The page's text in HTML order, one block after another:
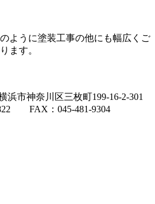
ように塗装工事の他にも幅広くご
ます。
市神奈川区三枚町199-16-2-301
FAX：045-481-9304